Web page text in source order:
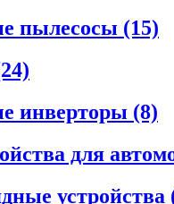
пылесосы (15)
инверторы (8)
для
устройства